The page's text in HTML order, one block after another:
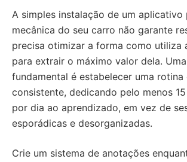
A simples instalação de um aplicativo
mecânica do seu carro não garante
precisa otimizar a forma como utiliza
para extrair o máximo valor dela.
fundamental é estabelecer uma rotina
consistente, dedicando pelo menos
por dia ao aprendizado, em vez de
esporádicas e desorganizadas.
Crie um sistema de anotações